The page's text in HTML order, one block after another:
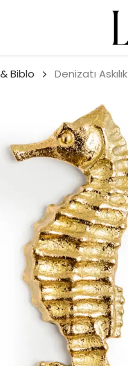
Biblo Denizatı Askılık